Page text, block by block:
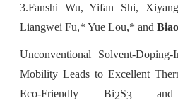
3.Fanshi Wu, Yifan Shi,
Liangwei Fu,* Yue Lou,* and
Unconventional Solvent-
Mobility Leads to Excellent
Eco-Friendly Bi2S3 and